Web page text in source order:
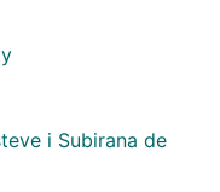
i Subirana de